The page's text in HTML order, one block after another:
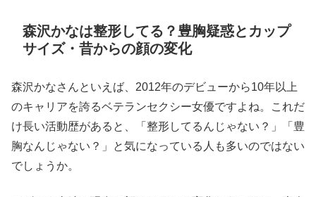
森沢かなは整形してる？豊胸疑惑とカップ
サイズ・昔からの顔の変化
森沢かなさんといえば、2012年のデビューから10年以上
のキャリアを誇るベテランセクシー女優ですよね。これだ
け長い活動歴があると、「整形してるんじゃない？」「豊
胸なんじゃない？」と気になっている人も多いのではない
でしょうか。